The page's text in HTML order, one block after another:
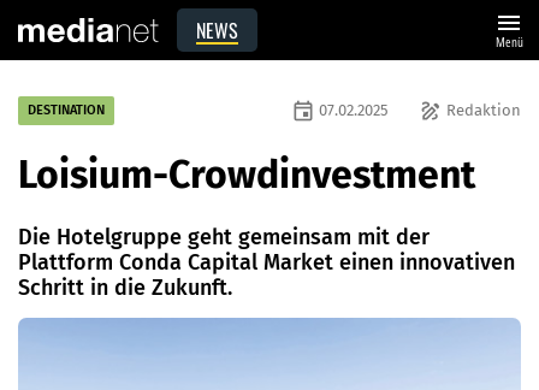
NEWS menu
Menü
DESTINATION draw Redaktion
event 07.02.2025
Loisium-Crowdinvestment
Die Hotelgruppe geht gemeinsam mit der
Plattform Conda Capital Market einen innovativen
Schritt in die Zukunft.